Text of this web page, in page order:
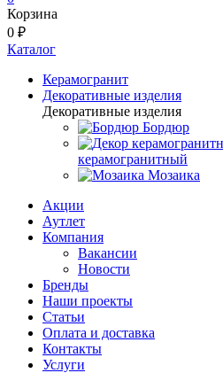
Корзина
0 ₽
Каталог
Керамогранит
Декоративные изделия
Декоративные изделия
Бордюр
керамогранитный
Мозаика
Акции
Аутлет
Компания
Вакансии
Новости
Бренды
Наши проекты
Статьи
Оплата и доставка
Контакты
Услуги